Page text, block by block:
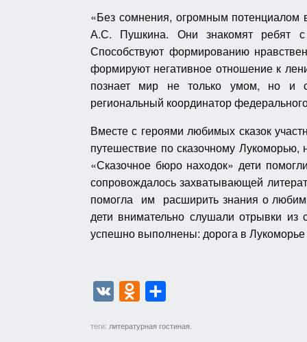
«Без сомнения, огромным потенциалом
А.С. Пушкина. Они знакомят ребят с
Способствуют формированию
формируют негативное отношение к
познает мир не только умом, но и
региональный координатор
Вместе с героями любимых сказок
путешествие по сказочному
«Сказочное бюро находок» дети
сопровождалось захватывающей
помогла им расширить знания о
дети внимательно слушали отрывки из
успешно выполнены: дорога в
n
п
теги: литературная гостиная